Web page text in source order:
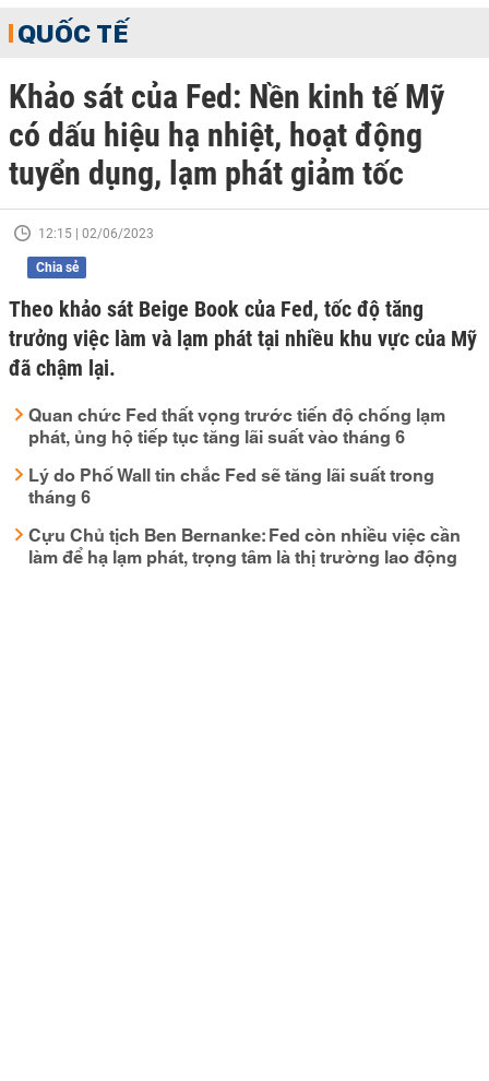
QUỐC TẾ
Khảo sát của Fed: Nền kinh tế Mỹ
có dấu hiệu hạ nhiệt, hoạt động
tuyển dụng, lạm phát giảm tốc
12:15 | 02/06/2023
Chia sẻ
Theo khảo sát Beige Book của Fed, tốc độ tăng
trưởng việc làm và lạm phát tại nhiều khu vực của Mỹ
đã chậm lại.
Quan chức Fed thất vọng trước tiến độ chống lạm
phát, ủng hộ tiếp tục tăng lãi suất vào tháng 6
Lý do Phố Wall tin chắc Fed sẽ tăng lãi suất trong
tháng 6
Cựu Chủ tịch Ben Bernanke: Fed còn nhiều việc cần
làm để hạ lạm phát, trọng tâm là thị trường lao động